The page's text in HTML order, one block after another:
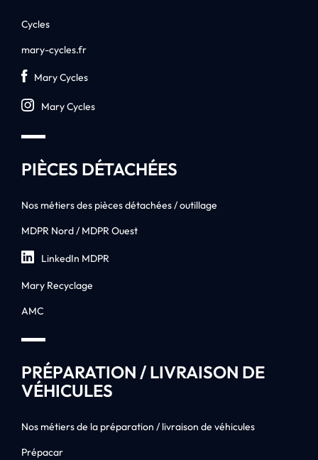
Cycles
mary-cycles.fr
Mary Cycles
Mary Cycles
PIÈCES DÉTACHÉES
Nos métiers des pièces détachées / outillage
MDPR Nord / MDPR Ouest
LinkedIn MDPR
Mary Recyclage
AMC
PRÉPARATION / LIVRAISON DE
VÉHICULES
Nos métiers de la préparation / livraison de véhicules
Prépacar